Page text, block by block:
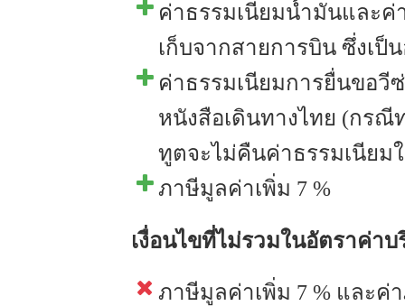
ค่าธรรมเนียมน้ำมันและค่
เก็บจากสายการบิน ซึ่งเป็
ค่าธรรมเนียมการยื่นขอวี
หนังสือเดินทางไทย (กรณี
ทูตจะไม่คืนค่าธรรมเนียม
ภาษีมูลค่าเพิ่ม 7 %
เงื่อนไขที่ไม่รวมในอัตราค่าบ
ภาษีมูลค่าเพิ่ม 7 % และค่